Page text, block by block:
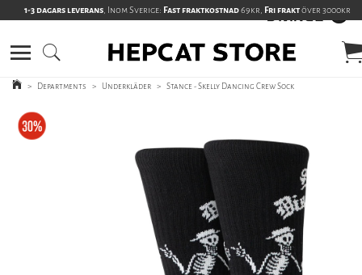
1-3 dagars leverans, Inom Sverige: Fast fraktkostnad69kr, Fri fraktöver 3000kr
> Departments > Underkläder > Stance - Skelly Dancing Crew Sock